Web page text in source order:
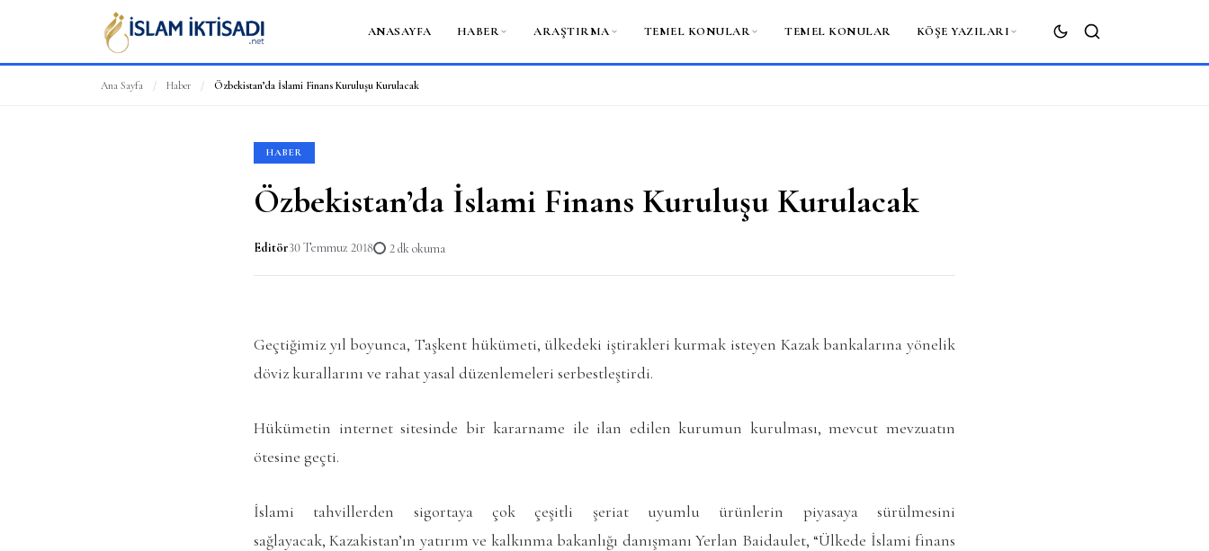
ANASAYFA HABER ARAŞTIRMA TEMEL KONULAR TEMEL KONULAR KÖŞE YAZILARI
ARA
Ana Sayfa / Haber / Özbekistan’da İslami Finans Kuruluşu Kurulacak
HABER
Özbekistan’da İslami Finans Kuruluşu Kurulacak
Editör30 Temmuz 2018 2 dk okuma
Geçtiğimiz yıl boyunca, Taşkent hükümeti, ülkedeki iştirakleri kurmak isteyen Kazak bankalarına yönelik
döviz kurallarını ve rahat yasal düzenlemeleri serbestleştirdi.
Hükümetin internet sitesinde bir kararname ile ilan edilen kurumun kurulması, mevcut mevzuatın
ötesine geçti.
İslami tahvillerden sigortaya çok çeşitli şeriat uyumlu ürünlerin piyasaya sürülmesini
sağlayacak, Kazakistan’ın yatırım ve kalkınma bakanlığı danışmanı Yerlan Baidaulet, “Ülkede İslami finans